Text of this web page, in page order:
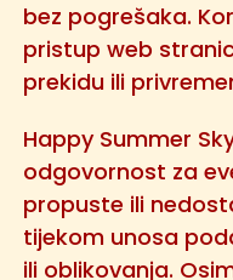
bez pogrešaka.
pristup web
prekidu ili
Happy Summer
odgovornost za
propuste ili
tijekom unosa
ili oblikovanja.